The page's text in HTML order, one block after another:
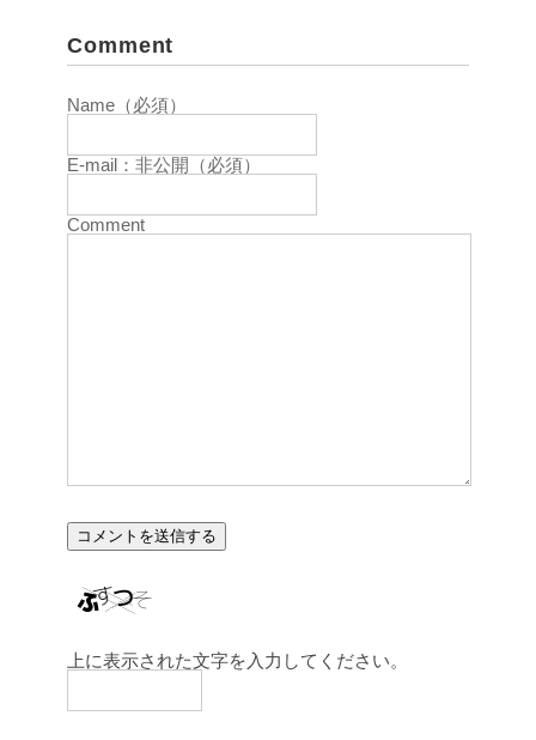
Comment
Name（必須）
E-mail：非公開（必須）
Comment
上に表示された文字を入力してください。